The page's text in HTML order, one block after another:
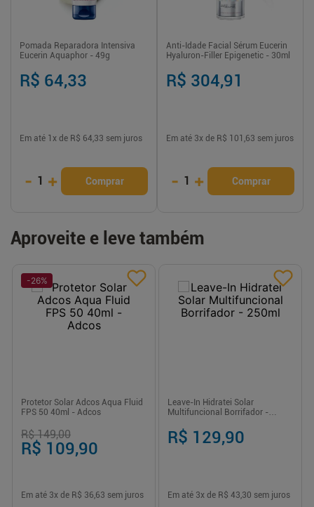
Pomada Reparadora Intensiva
Eucerin Aquaphor - 49g
R$ 64,33
Em até 1 x de R$ 64,33 sem juros
- 1 + Comprar
Anti-Idade Facial Sérum Eucerin
Hyaluron-Filler Epigenetic - 30ml
R$ 304,91
Em até 3x de R$ 101,63 sem juros
- 1 + Comprar
Aproveite e leve também
-26%
Protetor Solar Adcos Aqua Fluid
FPS 50 40ml - Adcos
R$ 149,00
R$ 109,90
Em até 3x de R$ 36,63 sem juros
Leave-In Hidratei Solar
Multifuncional Borrifador -
R$ 129,90
Em até 3x de R$ 43,30 sem juros